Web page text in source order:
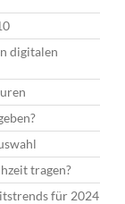
digitalen
tragen?
für 2024